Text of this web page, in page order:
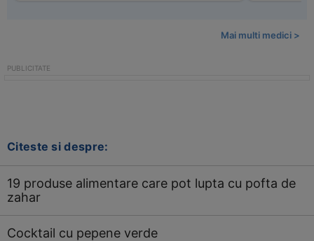
Mai multi medici >
Citeste si despre:
19 produse alimentare care pot lupta cu pofta de
zahar
Cocktail cu pepene verde